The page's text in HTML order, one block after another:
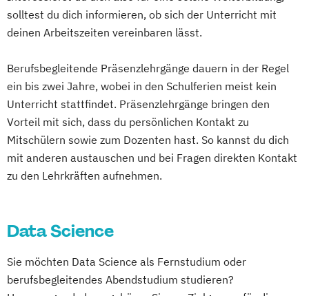
solltest du dich informieren, ob sich der Unterricht mit
deinen Arbeitszeiten vereinbaren lässt.
Berufsbegleitende Präsenzlehrgänge dauern in der Regel
ein bis zwei Jahre, wobei in den Schulferien meist kein
Unterricht stattfindet. Präsenzlehrgänge bringen den
Vorteil mit sich, dass du persönlichen Kontakt zu
Mitschülern sowie zum Dozenten hast. So kannst du dich
mit anderen austauschen und bei Fragen direkten Kontakt
zu den Lehrkräften aufnehmen.
Data Science
Sie möchten Data Science als Fernstudium oder
berufsbegleitendes Abendstudium studieren?